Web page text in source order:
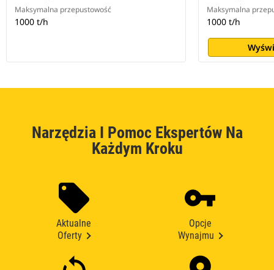
Maksymalna przepustowość
1000 t/h
Maksymalna
1000 t/h
Narzędzia I Pomoc Ekspertów Na
Każdym Kroku
Aktualne
Oferty
Opcje
Wynajmu